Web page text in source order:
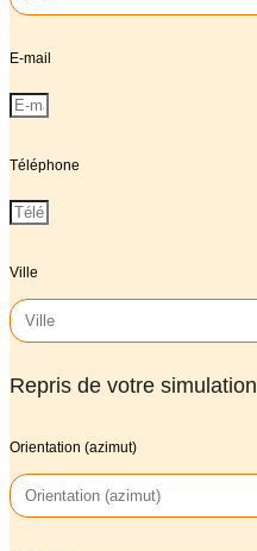
E-mail
Téléphone
Ville
Repris de votre simulation
Orientation (azimut)